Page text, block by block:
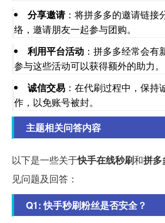
分享邀请：将拼多多的邀请链接
络，邀请朋友一起参与团购。
利用平台活动 ：拼多多经常会有
参与这些活动可以获得额外的助力。
诚信交易 ：在代刷过程中，保持
作，以免账号被封。
主题相关问答内容
以下是一些关于快手在线秒刷和拼多
见问题及回答：
Q1: 快手秒刷粉丝是否安全？